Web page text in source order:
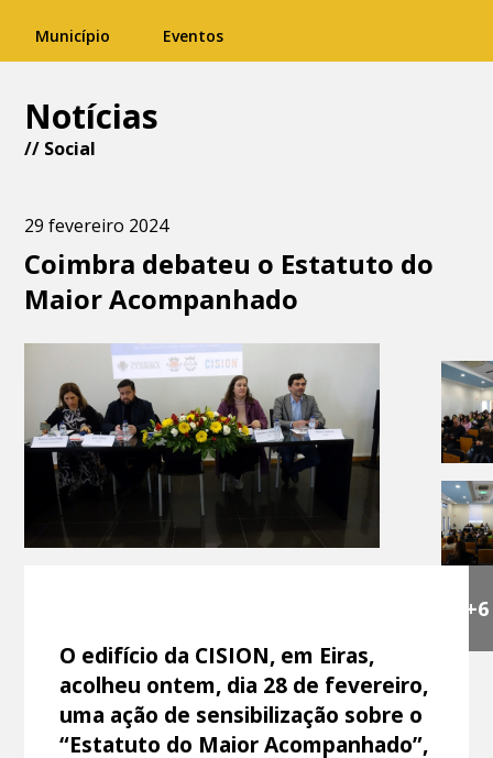
Município Eventos
Notícias
// Social
29 fevereiro 2024
Coimbra debateu o Estatuto do
Maior Acompanhado
+6
O edifício da CISION, em Eiras,
acolheu ontem, dia 28 de fevereiro,
uma ação de sensibilização sobre o
“Estatuto do Maior Acompanhado”,